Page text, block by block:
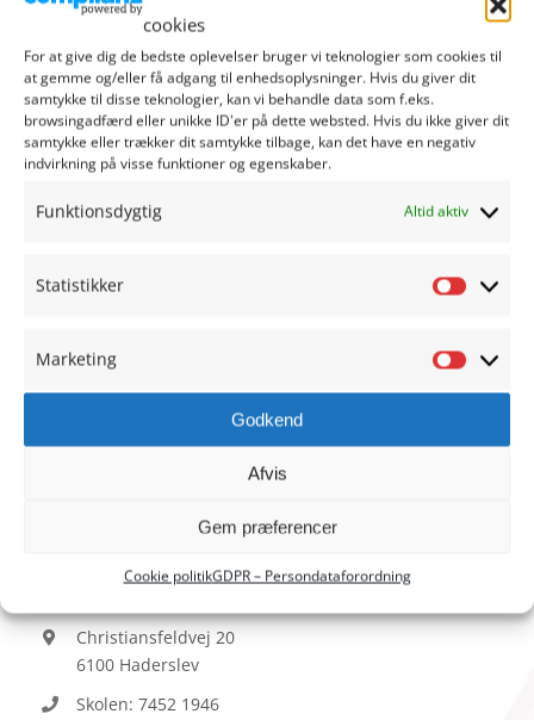
cookies
For at give dig de bedste oplevelser bruger vi teknologier som cookies til
at gemme og/eller få adgang til enhedsoplysninger. Hvis du giver dit
samtykke til disse teknologier, kan vi behandle data som f.eks.
browsingadfærd eller unikke ID'er på dette websted. Hvis du ikke giver dit
samtykke eller trækker dit samtykke tilbage, kan det have en negativ
indvirkning på visse funktioner og egenskaber.
Funktionsdygtig Altid aktiv
Statistikker
Marketing
Godkend
Afvis
Gem præferencer
Cookie politikGDPR – Persondataforordning
Elektronisk tilmeldelsesblanket
Tilføj til kurv Details
HADERSLEV REALSKOLE
Christiansfeldvej 20
6100 Haderslev
Skolen: 7452 1946